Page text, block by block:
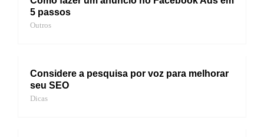
5 passos
Outros
Considere a pesquisa por voz para melhorar
seu SEO
Dicas